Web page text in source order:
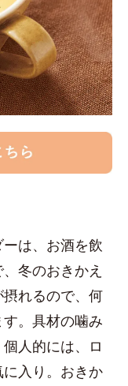
は、お酒を飲
冬のおきかえ
れるので、何
。具材の噛み
人的には、ロ
入り。おきか